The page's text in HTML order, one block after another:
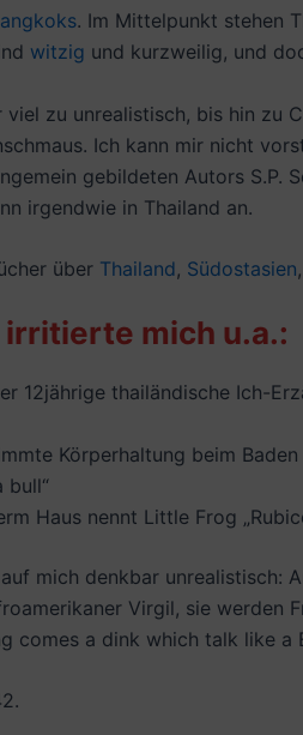
. Im Mittelpunkt stehen
witzig und kurzweilig, und
viel zu unrealistisch, bis hin zu
Ich kann mir nicht
gebildeten Autors S.P.
irgendwie in Thailand an.
über Thailand, Südostasien
irritierte mich u.a.:
12jährige thailändische Ich-
Körperhaltung beim
bull“
Haus nennt Little Frog
mich denkbar unrealistisch:
Virgil, sie werden
comes a dink which talk like